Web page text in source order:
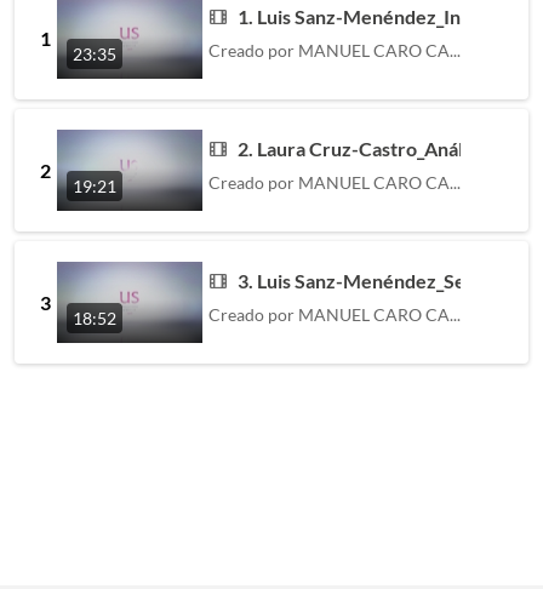
1
23:35
1. Luis Sanz-
Creado por MANUEL CARO CABRERA
2
19:21
2. Laura Cruz-Castro_Análisis por
Creado por MANUEL CARO CABRERA
3
18:52
3. Luis Sanz-Menéndez_Sesgo de
Creado por MANUEL CARO CABRERA